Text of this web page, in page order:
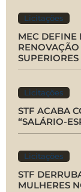
Licitações
MEC DEFINE
SUPERIORES
Licitações
STF ACABA
“SALÁRIO-
Licitações
STF
MULHERES